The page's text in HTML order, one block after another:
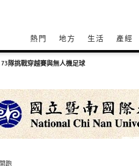
熱門 地方 生活 產經
隊挑戰穿越賽與無人機足球
跑